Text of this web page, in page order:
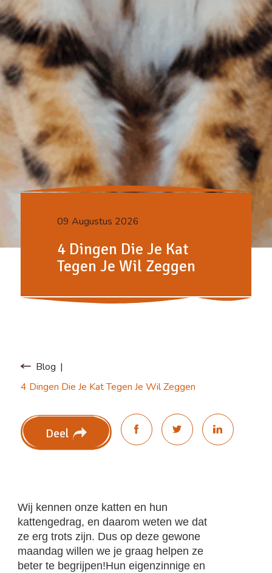
09 Augustus 2026
4 Dingen Die Je Kat
Tegen Je Wil Zeggen
Blog
4 Dingen Die Je Kat Tegen Je Wil Zeggen
Deel
Wij kennen onze katten en hun
kattengedrag, en daarom weten we dat
ze erg trots zijn. Dus op deze gewone
maandag willen we je graag helpen ze
beter te begrijpen!Hun eigenzinnige en